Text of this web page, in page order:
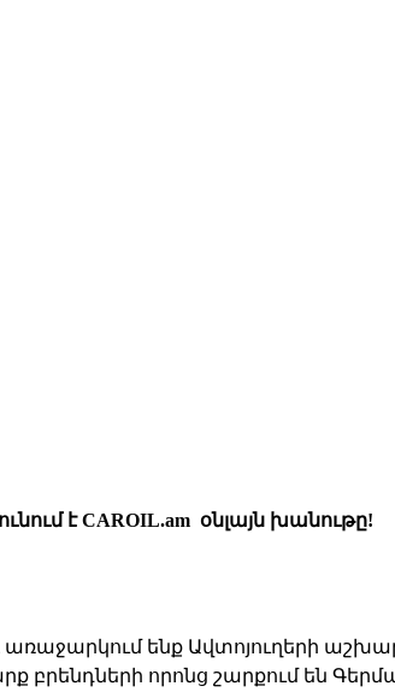
էCAROIL.am օնլայն խանութը!
առաջարկում ենք Ավտոյուղերի
բրենդների որոնց շարքում են